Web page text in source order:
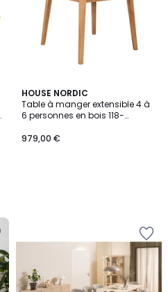
HOUSE NORDIC
Table à manger extensible 4 à
6 personnes en bois 118-
979,00 €